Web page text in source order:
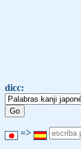
dicc:
=>